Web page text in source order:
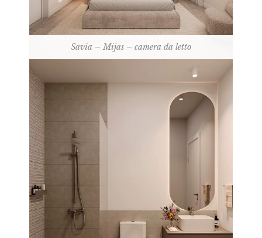
Savia – Mijas – camera da letto